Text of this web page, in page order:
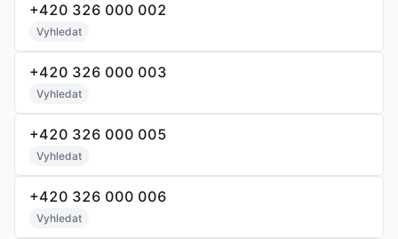
+420 326 000 002
Vyhledat
+420 326 000 003
Vyhledat
+420 326 000 005
Vyhledat
+420 326 000 006
Vyhledat